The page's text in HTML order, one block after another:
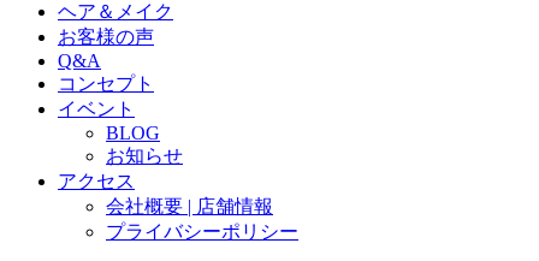
ヘア＆メイク
お客様の声
Q&A
コンセプト
イベント
BLOG
お知らせ
アクセス
会社概要 | 店舗情報
プライバシーポリシー